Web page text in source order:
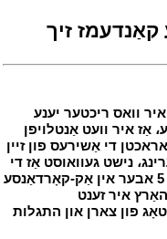
זיך
וואס ריכטער יענע
אַז איר וועט אַנטלויפן
טאָן איר פאראכטן די אַשירעס פון זיין
נישט געוואוסט אַז די
גוטסקייט פון גאָט פירט איר צו תשובה؟ 5 אבער אין אַק-קאָרדאַנסע
איר זענט
פון צארן און התגלות